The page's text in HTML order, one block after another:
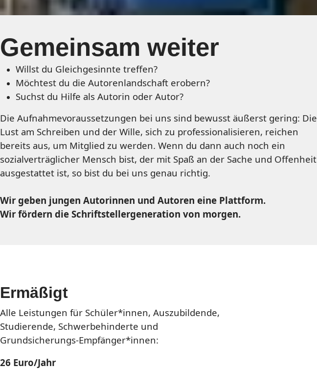
Gemeinsam weiter
Willst du Gleichgesinnte treffen?
Möchtest du die Autorenlandschaft erobern?
Suchst du Hilfe als Autorin oder Autor?
Die Aufnahmevoraussetzungen bei uns sind bewusst äußerst gering: Die
Lust am Schreiben und der Wille, sich zu professionalisieren, reichen
bereits aus, um Mitglied zu werden. Wenn du dann auch noch ein
sozialverträglicher Mensch bist, der mit Spaß an der Sache und Offenheit
ausgestattet ist, so bist du bei uns genau richtig.
Wir geben jungen Autorinnen und Autoren eine Plattform.
Wir fördern die Schriftstellergeneration von morgen.
Ermäßigt
Alle Leistungen für Schüler*innen, Auszubildende,
Studierende, Schwerbehinderte und
Grundsicherungs-Empfänger*innen:
26 Euro/Jahr